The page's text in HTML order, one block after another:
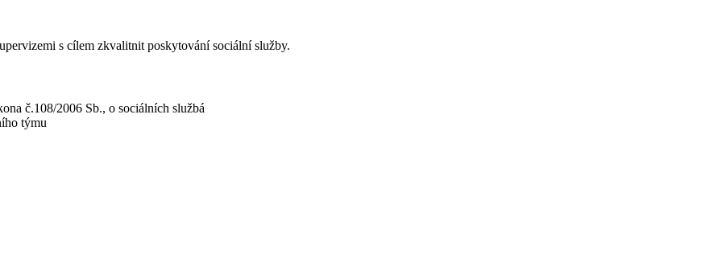
s cílem zkvalitnit poskytování sociální služby.
č.108/2006 Sb., o sociálních službá
týmu